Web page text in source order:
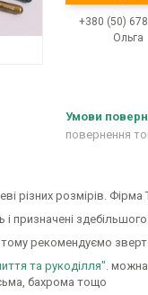
+380 (50)
Ольга
повернення
різних розмірів.
і призначені
рекомендуємо
та рукоділля". можна
бахрома тощо